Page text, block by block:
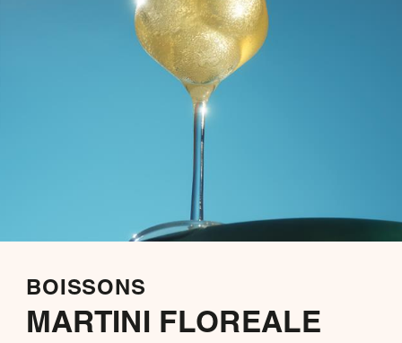
BOISSONS
MARTINI FLOREALE